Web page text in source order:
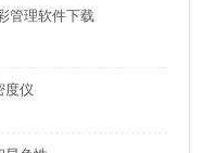
管理软件下载
度仪